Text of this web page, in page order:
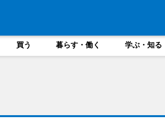
買う 暮らす・働く 学ぶ・知る